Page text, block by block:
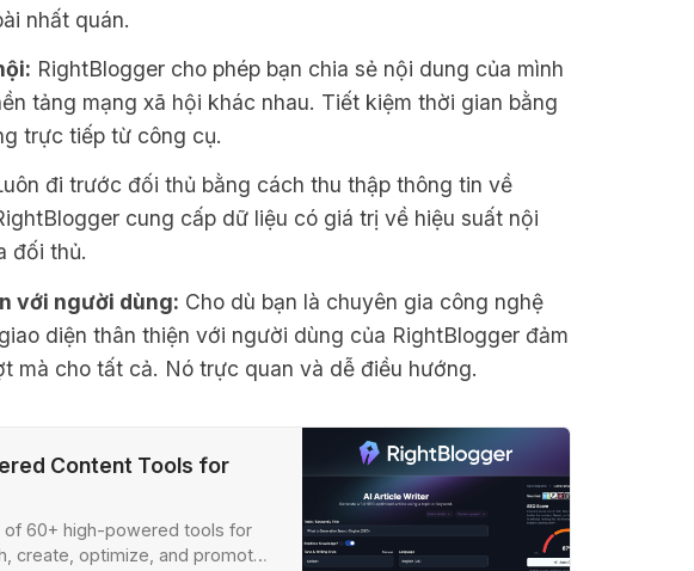
nhất quán.
RightBlogger cho phép bạn chia sẻ nội dung của mình
tảng mạng xã hội khác nhau. Tiết kiệm thời gian bằng
trực tiếp từ công cụ.
đi trước đối thủ bằng cách thu thập thông tin về
cung cấp dữ liệu có giá trị về hiệu suất nội
đối thủ.
với người dùng: Cho dù bạn là chuyên gia công nghệ
diện thân thiện với người dùng của RightBlogger đảm
mà cho tất cả. Nó trực quan và dễ điều hướng.
Content Tools for
of 60+ high-powered tools for
create, optimize, and promote